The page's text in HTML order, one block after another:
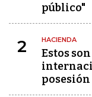
público"
2 HACIENDA
Estos
posesión